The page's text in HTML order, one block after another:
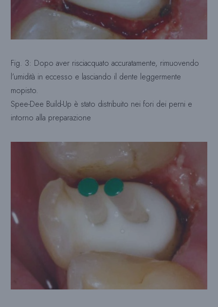
Fig. 3: Dopo aver risciacquato accuratamente, rimuovendo
l’umidità in eccesso e lasciando il dente leggermente
mopisto.
Spee-Dee Build-Up è stato distribuito nei fori dei perni e
intorno alla preparazione